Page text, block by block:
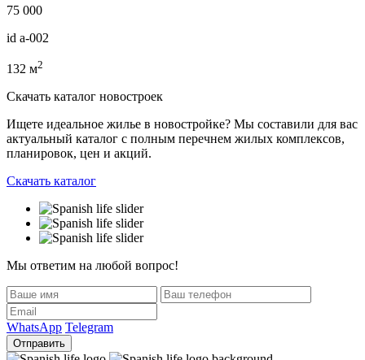
75 000
id a-002
132 м2
Скачать каталог новостроек
Ищете идеальное жилье в новостройке? Мы составили для вас
актуальный каталог с полным перечнем жилых комплексов,
планировок, цен и акций.
Скачать каталог
Мы ответим на любой вопрос!
WhatsApp Telegram
Отправить